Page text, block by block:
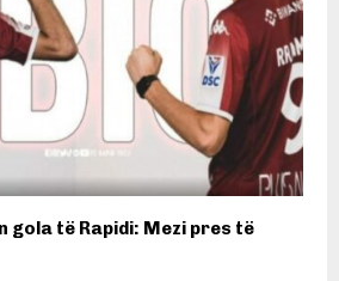
gola të Rapidi: Mezi pres të